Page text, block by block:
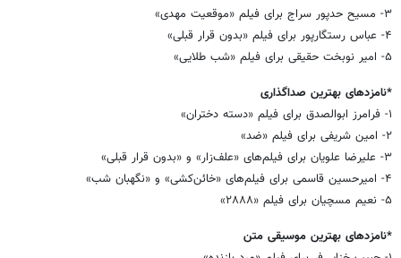
۳- مسیح حدپور سراج برای فیلم «موقعیت مهدی»
۴- عباس رستگارپور برای فیلم «بدون قرار قبلی»
۵- امیر نوبخت حقیقی برای فیلم «شب طلایی»
*نامزدهای بهترین صداگذاری
۱- فرامرز ابوالصدق برای فیلم «دسته دختران»
۲- امین شریفی برای فیلم «ضد»
۳- علیرضا علویان برای فیلم‌های «علف‌زار» و «بدون قرار قبلی»
۴- امیرحسین قاسمی برای فیلم‌های «خائن‌کشی» و «نگهبان شب»
۵- نعیم مسچیان برای فیلم «۲۸۸۸»
*نامزدهای بهترین موسیقی متن